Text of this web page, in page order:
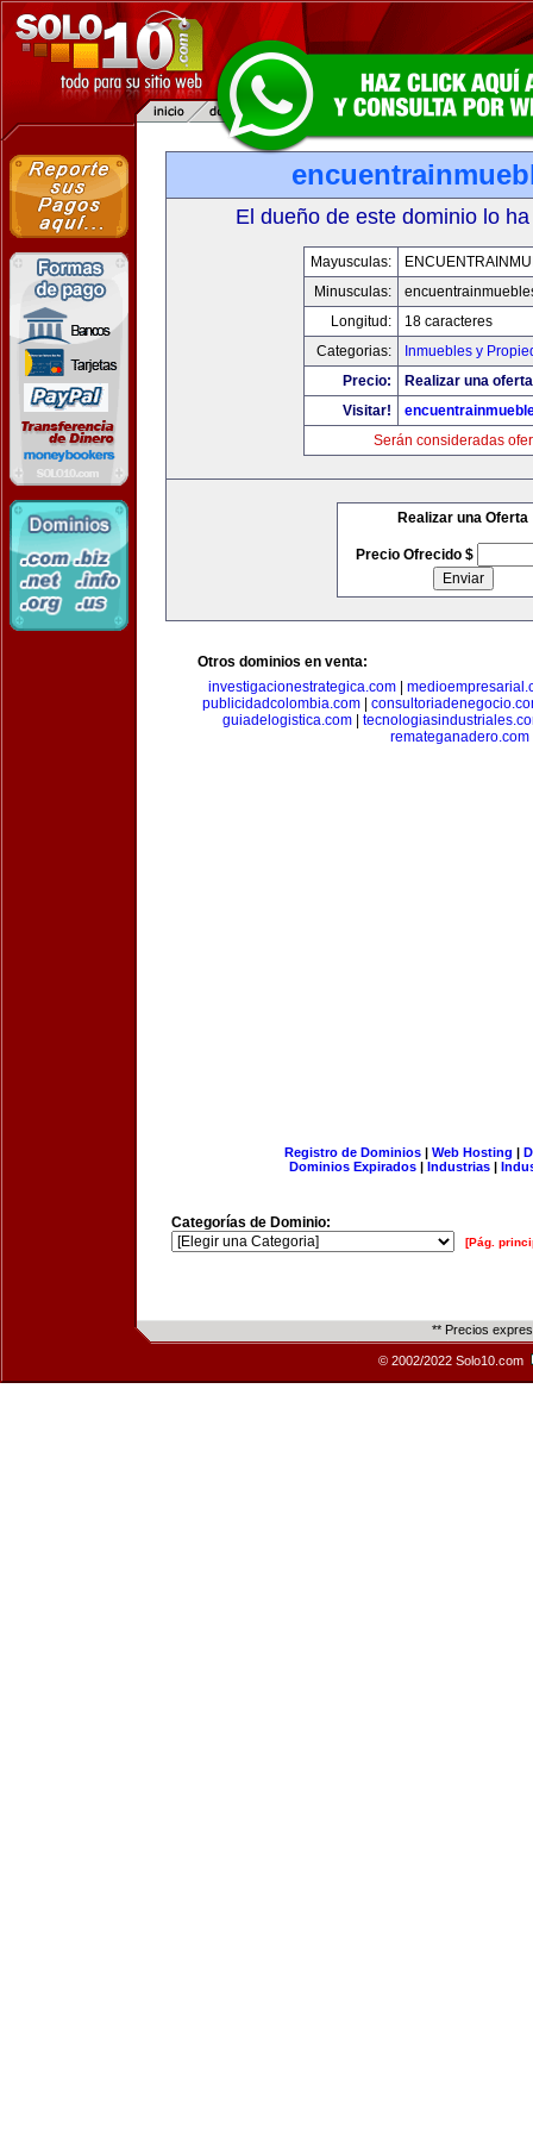
El dueño de este dominio lo
Mayusculas:
Minusculas:
Longitud:
18 caracteres
Categorias:
Inmuebles y
Precio:
Realizar una
Visitar!
Serán consideradas
Realizar una Oferta
Precio Ofrecido $
Otros dominios en venta:
investigacionestrategica.com
publicidadcolombia.com|
guiadelogistica.com|
remateganadero.com
Registro de Dominios| Web Hosting |
Dominios Expirados | Industrias |
Categorías de Dominio:
[Pág.
** Precios
© 2002/2022 Solo10.com